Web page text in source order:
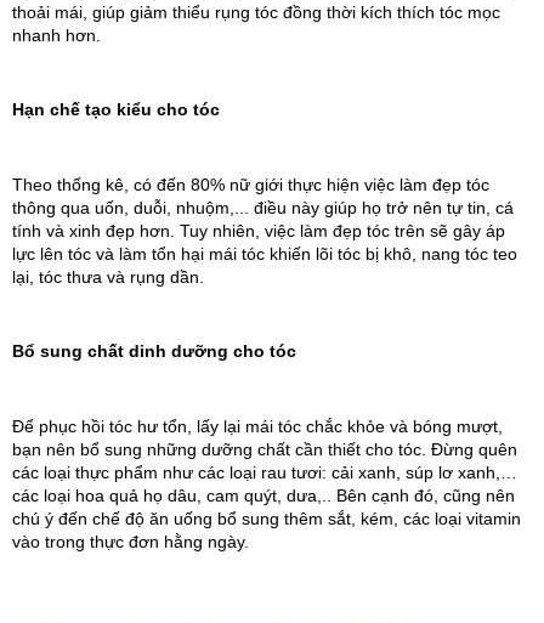
thoải mái, giúp giảm thiểu rụng tóc đồng thời kích thích tóc mọc
nhanh hơn.
Hạn chế tạo kiểu cho tóc
Theo thống kê, có đến 80% nữ giới thực hiện việc làm đẹp tóc
thông qua uốn, duỗi, nhuộm,... điều này giúp họ trở nên tự tin, cá
tính và xinh đẹp hơn. Tuy nhiên, việc làm đẹp tóc trên sẽ gây áp
lực lên tóc và làm tổn hại mái tóc khiến lõi tóc bị khô, nang tóc teo
lại, tóc thưa và rụng dần.
Bổ sung chất dinh dưỡng cho tóc
Để phục hồi tóc hư tổn, lấy lại mái tóc chắc khỏe và bóng mượt,
bạn nên bổ sung những dưỡng chất cần thiết cho tóc. Đừng quên
các loại thực phẩm như các loại rau tươi: cải xanh, súp lơ xanh,…
các loại hoa quả họ dâu, cam quýt, dưa,.. Bên cạnh đó, cũng nên
chú ý đến chế độ ăn uống bổ sung thêm sắt, kém, các loại vitamin
vào trong thực đơn hằng ngày.